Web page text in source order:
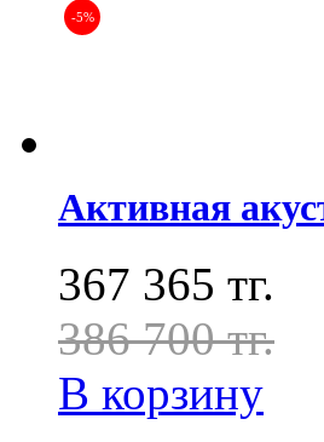
-5%
Активная
367 365 тг.
386 700 тг.
В корзину